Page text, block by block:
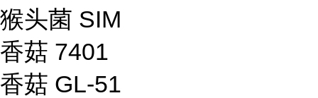
猴头菌 SIM
香菇 7401
香菇 GL-51